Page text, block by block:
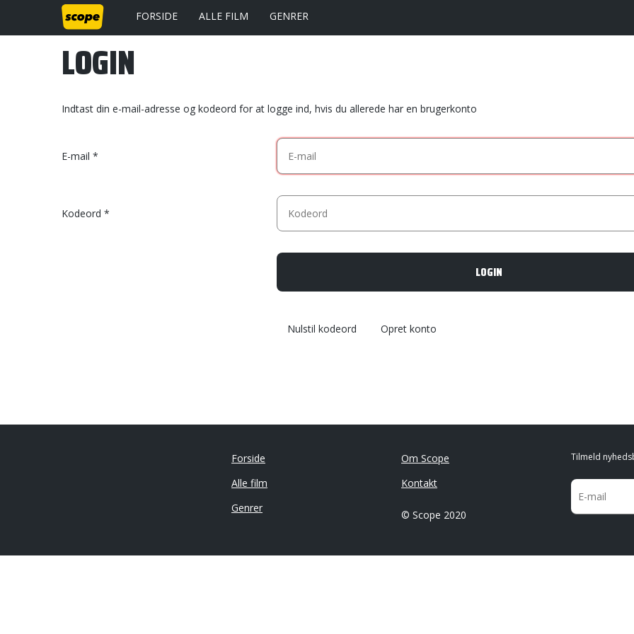
FORSIDE ALLE FILM GENRER
LOGIN
Indtast din e-mail-adresse og kodeord for at logge ind, hvis du allerede har en brugerkonto
E-mail
Kodeord
Nulstil kodeord Opret konto
Forside
Alle film
Genrer
Om Scope
Kontakt
© Scope 2020
Tilmeld